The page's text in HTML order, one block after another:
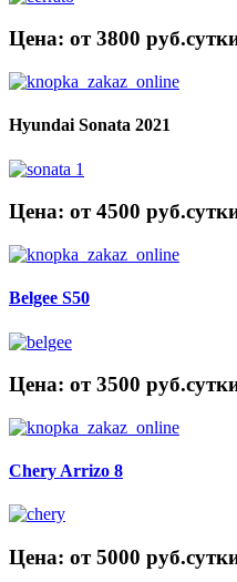
Цена: от 3800
Hyundai Sonata 2021
Цена: от 4500
Belgee S50
Цена: от 3500
Chery Arrizo 8
Цена: от 5000